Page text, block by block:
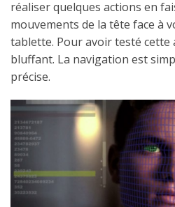
réaliser quelques actions en
mouvements de la tête face à
tablette. Pour avoir testé cette
bluffant. La navigation est
précise.